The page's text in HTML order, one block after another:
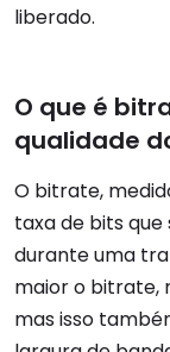
liberado.
O que é
qualidade
O bitrate,
taxa de bits
durante uma
maior o bitrate,
mas isso